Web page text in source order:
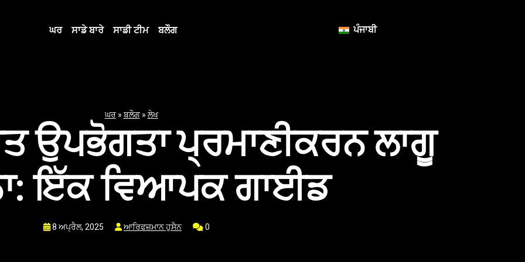
ਘਰ ਸਾਡੇ ਬਾਰੇ ਸਾਡੀ ਟੀਮ ਬਲੌਗ ਪੰਜਾਬੀ
ਘਰ»ਬਲੌਗ»ਲੇਖ
ਉਪਭੋਗਤਾ ਪ੍ਰਮਾਣੀਕਰਨ ਲਾਗੂ
ਇੱਕ ਵਿਆਪਕ ਗਾਈਡ
8 ਅਪ੍ਰੈਲ, 2025 ਆਰਿਫਜ਼ਮਾਨ ਹੁਸੈਨ 0